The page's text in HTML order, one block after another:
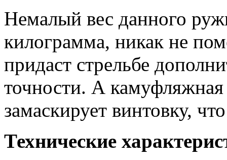
Немалый вес данного
килограмма, никак не
придаст стрельбе
точности. А камуфляжная
замаскирует винтовку,
Технические